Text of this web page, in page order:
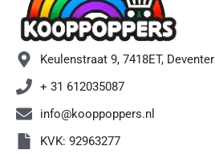
Keulenstraat 9, 7418ET, Deventer
+ 31 612035087
info@kooppoppers.nl
KVK: 92963277